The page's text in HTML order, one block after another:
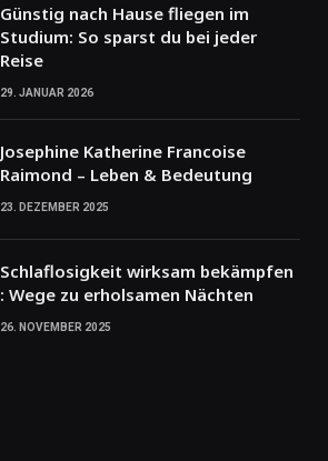
Günstig nach Hause fliegen im
Studium: So sparst du bei jeder
Reise
29. JANUAR 2026
Josephine Katherine Francoise
Raimond – Leben & Bedeutung
23. DEZEMBER 2025
Schlaflosigkeit wirksam bekämpfen
: Wege zu erholsamen Nächten
26. NOVEMBER 2025